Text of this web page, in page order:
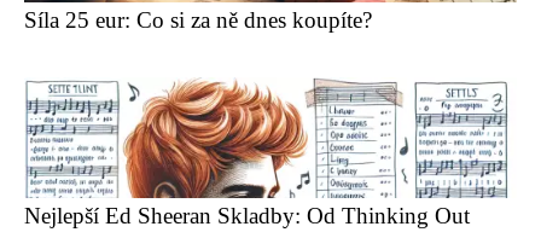
Síla 25 eur: Co si za ně dnes koupíte?
Nejlepší Ed Sheeran Skladby: Od Thinking Out